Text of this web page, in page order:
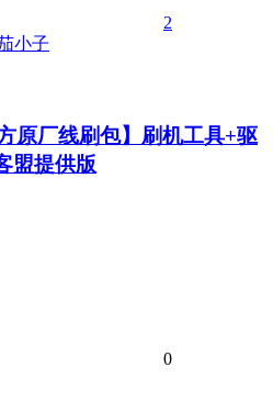
2
小子
原厂线刷包】刷机工具+驱
盟提供版
0